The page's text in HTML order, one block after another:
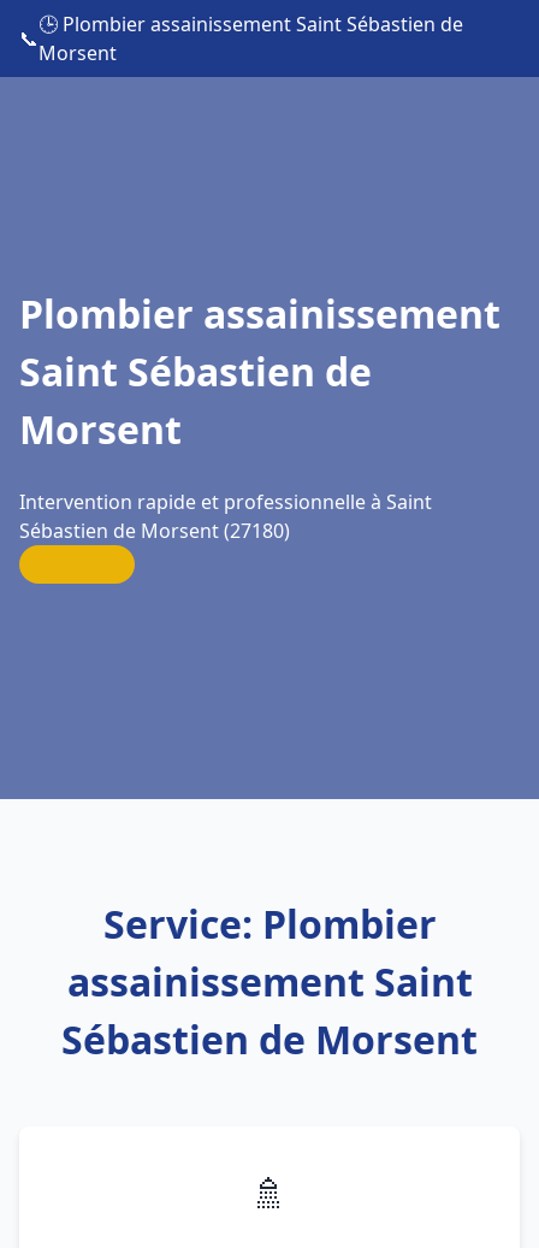
📞
🕒 Plombier assainissement Saint Sébastien de
Morsent
Plombier assainissement
Saint Sébastien de
Morsent
Intervention rapide et professionnelle à Saint
Sébastien de Morsent (27180)
Service: Plombier
assainissement Saint
Sébastien de Morsent
🚿